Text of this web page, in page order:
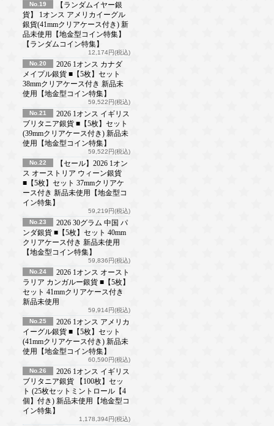
No.19
【ランダムイヤー銀
貨】 1オンス アメリカイーグル
銀貨(41mmクリアケース付き) 新
品未使用【地金型コイン特集】
【ランダムコイン特集】
12,174円(税込)
No.20
2026 1オンス カナダ
メイプル銀貨 ■【5枚】セット
38mmクリアケース付き 新品未
使用【地金型コイン特集】
59,522円(税込)
No.21
2026 1オンス イギリス
ブリタニア銀貨 ■【5枚】セット
(39mmクリアケース付き) 新品未
使用【地金型コイン特集】
59,522円(税込)
No.22
【セール】2026 1オン
ス オーストリア ウィーン銀貨
■【5枚】セット 37mmクリアケ
ース付き 新品未使用【地金型コ
イン特集】
59,219円(税込)
No.23
2026 30グラム 中国 パ
ンダ銀貨 ■【5枚】セット 40mm
クリアケース付き 新品未使用
【地金型コイン特集】
59,836円(税込)
No.24
2026 1オンス オースト
ラリア カンガルー銀貨 ■【5枚】
セット 41mmクリアケース付き
新品未使用
59,914円(税込)
No.25
2026 1オンス アメリカ
イーグル銀貨 ■【5枚】セット
(41mmクリアケース付き) 新品未
使用【地金型コイン特集】
60,590円(税込)
No.26
2026 1オンス イギリス
ブリタニア銀貨 【100枚】セッ
ト (25枚セットミントロール【4
個】付き) 新品未使用【地金型コ
イン特集】
1,178,394円(税込)